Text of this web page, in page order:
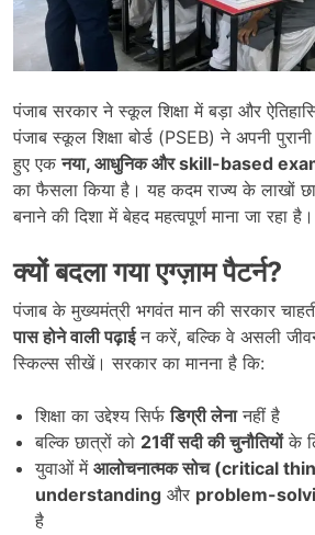
पंजाब सरकार ने स्कूल शिक्षा में बड़ा और
पंजाब स्कूल शिक्षा बोर्ड (PSEB) ने अपनी
हुए एकनया, आधुनिक औरskill-based
का फैसला किया है। यह कदम राज्य के लाखों
बनाने की दिशा में बेहद महत्वपूर्ण माना जा रहा है।
क्यों बदला गया एग्ज़ाम पैटर्न?
पंजाब के मुख्यमंत्री भगवंत मान की सरकार
पास होने वाली पढ़ाईन करें, बल्कि वे असली
स्किल्स सीखें। सरकार का मानना है कि:
शिक्षा का उद्देश्य सिर्फडिग्री लेनानहीं है
बल्कि छात्रों को 21वीं सदी की चुनौतियोंके
युवाओं में आलोचनात्मक सोच (critical
understanding और problem-
है